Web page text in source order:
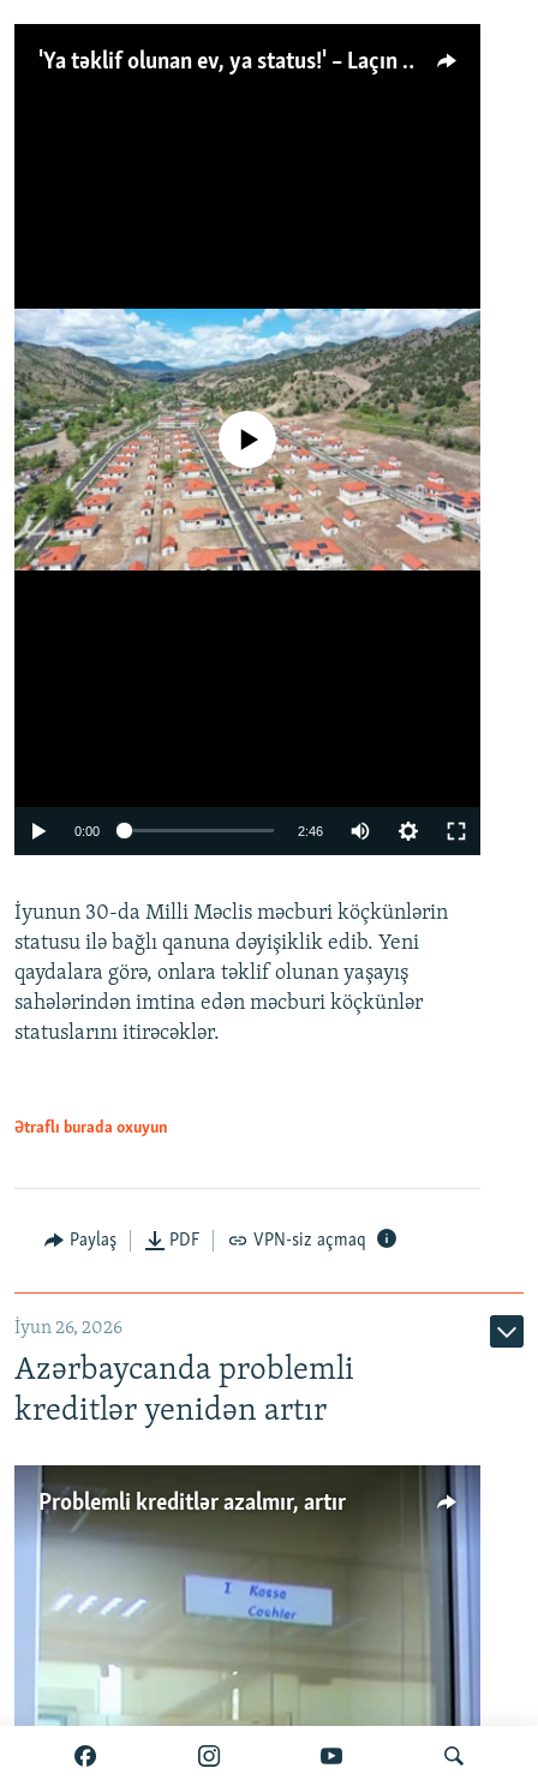
'Ya təklif olunan ev, ya status!' – Laçın köçkünü: 'Laçından başqa heç hara!'
Auto 240p 360p 480p
720p 1080p
No media source currently available
0:00 2:46
360p
480p
720p
İyunun 30-da Milli Məclis məcburi köçkünlərin
statusu ilə bağlı qanuna dəyişiklik edib. Yeni
qaydalara görə, onlara təklif olunan yaşayış
sahələrindən imtina edən məcburi köçkünlər
statuslarını itirəcəklər.
Ətraflı burada oxuyun
Paylaş PDF VPN-siz açmaq
İyun 26, 2026
Azərbaycanda problemli
kreditlər yenidən artır
Problemli kreditlər azalmır, artır